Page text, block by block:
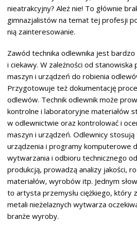
nieatrakcyjny? Ależ nie! To głównie
gimnazjalistów na temat tej profesji
nią zainteresowanie.
Zawód technika odlewnika jest
i ciekawy. W zależności od stanowiska
maszyn i urządzeń do robienia
Przygotowuje też dokumentację
odlewów. Technik odlewnik może
kontrolne i laboratoryjne materiałów
w odlewnictwie oraz kontrolować i
maszyn i urządzeń. Odlewnicy
urządzenia i programy komputerowe
wytwarzania i odbioru technicznego
produkcją, prowadzą analizy jakości,
materiałów, wyrobów itp. Jednym
to artysta przemysłu ciężkiego, który
metali nieżelaznych wytwarza
branże wyroby.